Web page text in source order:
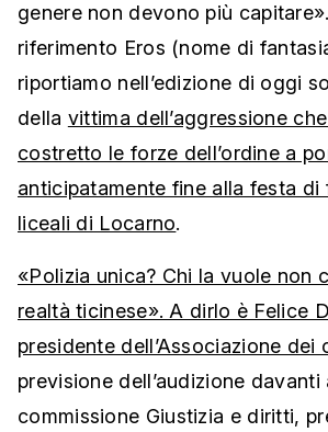
genere non devono più
riferimento Eros (nome di
riportiamo nell’edizione di oggi
della vittima dell’aggressione
costretto le forze dell’ordine a
anticipatamente fine alla festa di
liceali di Locarno.
«Polizia unica? Chi la vuole non
realtà ticinese». A dirlo è Felice
presidente dell’Associazione dei
previsione dell’audizione davanti
commissione Giustizia e diritti,